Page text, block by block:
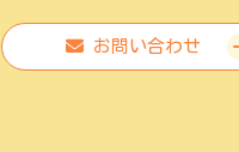
お問い合わせ